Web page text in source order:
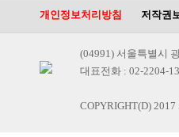
개인정보처리방침 저작권
(04991) 서울특별시
대표전화 : 02-2204-
COPYRIGHT(D) 2017